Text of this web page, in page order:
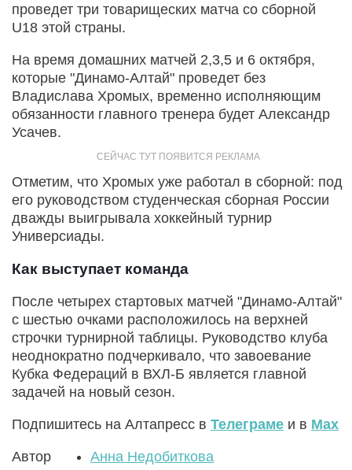
проведет три товарищеских матча со сборной
U18 этой страны.
На время домашних матчей 2,3,5 и 6 октября,
которые "Динамо-Алтай" проведет без
Владислава Хромых, временно исполняющим
обязанности главного тренера будет Александр
Усачев.
Отметим, что Хромых уже работал в сборной: под
его руководством студенческая сборная России
дважды выигрывала хоккейный турнир
Универсиады.
Как выступает команда
После четырех стартовых матчей "Динамо-Алтай"
с шестью очками расположилось на верхней
строчки турнирной таблицы. Руководство клуба
неоднократно подчеркивало, что завоевание
Кубка Федераций в ВХЛ-Б является главной
задачей на новый сезон.
Подпишитесь на Алтапресс в Телеграме и в Max
Автор Анна Недобиткова